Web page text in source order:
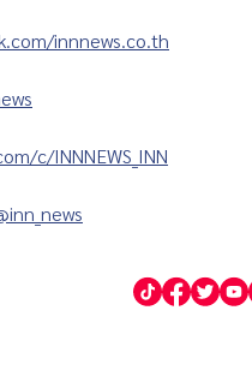
innnews.co.th
c/INNNEWS_INN